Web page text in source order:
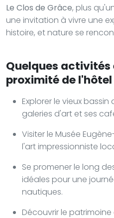
Le Clos de Grâce, plus
une invitation à vivre une
histoire, et nature se
Quelques
proximité de l'hôtel
Explorer le vieux
galeries d'art et ses
Visiter le Musée
l'art impressionniste
Se promener le long
idéales pour une
nautiques.
Découvrir le